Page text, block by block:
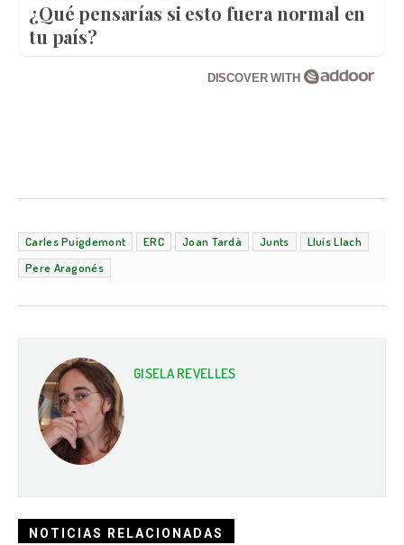
¿Qué pensarías si esto fuera normal en
tu país?
DISCOVER WITH
Carles Puigdemont ERC Joan Tardà Junts
Lluís Llach
Pere Aragonés
GISELA REVELLES
NOTICIAS RELACIONADAS